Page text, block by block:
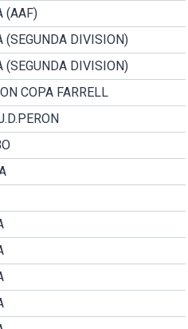
(AAF)
(SEGUNDA DIVISION)
(SEGUNDA DIVISION)
COPA FARRELL